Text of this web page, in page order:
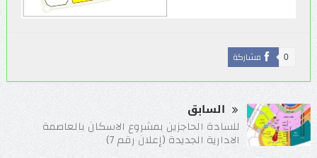
مشاركة 0
السابق
للسادة الحاجزين بمشروع الاسكان بالعاصمة
الادارية الجديدة (إعلان رقم 7)